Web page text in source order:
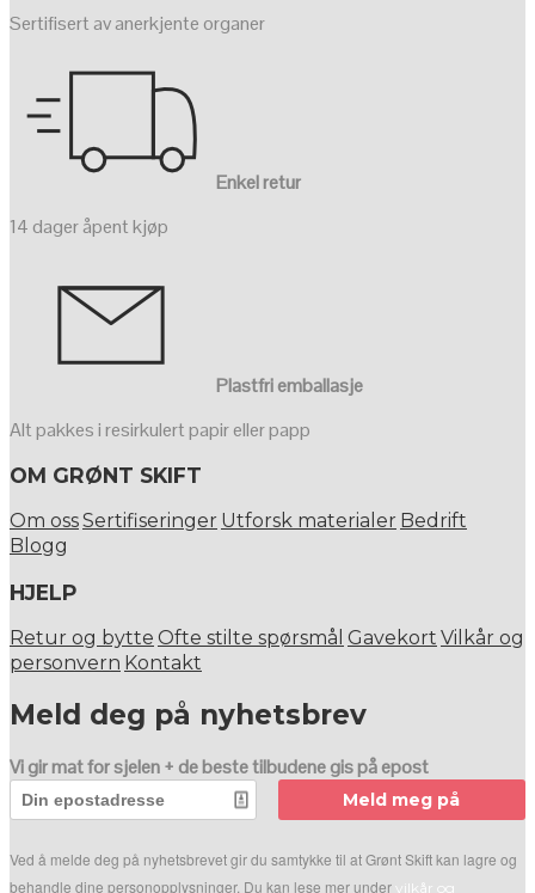
Sertifisert av anerkjente organer
Enkel retur
14 dager åpent kjøp
Plastfri emballasje
Alt pakkes i resirkulert papir eller papp
OM GRØNT SKIFT
Om ossSertifiseringer Utforsk materialer Bedrift
Blogg
HJELP
Retur og bytte Ofte stilte spørsmål Gavekort Vilkår og
personvern Kontakt
Meld deg på nyhetsbrev
Vi gir mat for sjelen + de beste tilbudene gis på epost
Meld meg på
Ved å melde deg på nyhetsbrevet gir du samtykke til at Grønt Skift kan lagre og
behandle dine personopplysninger. Du kan lese mer under vilkår og